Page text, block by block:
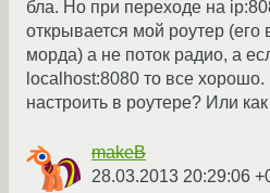
бла. Но при переходе на
открывается мой роутер (его
морда) а не поток радио, а
localhost:8080 то все хорошо.
настроить в роутере? Или
makeB
28.03.2013 20:29:06